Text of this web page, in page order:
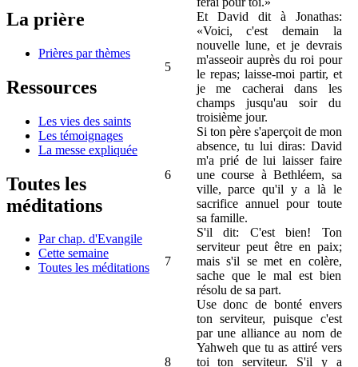
La prière
Prières par thèmes
Ressources
Les vies des saints
Les témoignages
La messe expliquée
Toutes les
méditations
Par chap. d'Evangile
Cette semaine
Toutes les méditations
5
Et David dit à Jonathas:
«Voici, c'est demain la
nouvelle lune, et je devrais
m'asseoir auprès du roi pour
le repas; laisse-moi partir, et
je me cacherai dans les
champs jusqu'au soir du
troisième jour.
6
Si ton père s'aperçoit de mon
absence, tu lui diras: David
m'a prié de lui laisser faire
une course à Bethléem, sa
ville, parce qu'il y a là le
sacrifice annuel pour toute
sa famille.
7
S'il dit: C'est bien! Ton
serviteur peut être en paix;
mais s'il se met en colère,
sache que le mal est bien
résolu de sa part.
8
Use donc de bonté envers
ton serviteur, puisque c'est
par une alliance au nom de
Yahweh que tu as attiré vers
toi ton serviteur. S'il y a